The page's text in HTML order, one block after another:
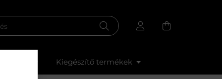
Kiegészítő termékek